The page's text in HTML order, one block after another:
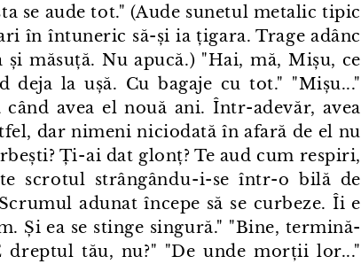
se aude tot." (Aude sunetul metalic tipic
în întuneric să-și ia țigara. Trage adânc
măsuță. Nu apucă.) "Hai, mă, Mișu, ce
deja la ușă. Cu bagaje cu tot." "Mișu..."
avea el nouă ani. Într⁠-⁠adevăr, avea
dar nimeni niciodată în afară de el nu
Ți⁠-⁠ai dat glonț? Te aud cum respiri,
scrotul strângându⁠-⁠i-se într⁠-⁠o bilă de
adunat începe să se curbeze. Îi e
Și ea se stinge singură." "Bine, termină-
tău, nu?" "De unde morții lor..."